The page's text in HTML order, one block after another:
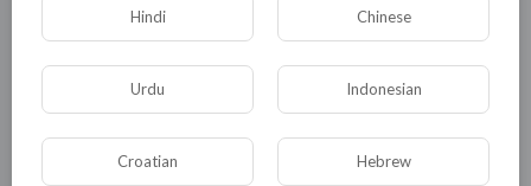
0 0 • 0 Комментарии
Hindi Chinese
Urdu Indonesian
Croatian Hebrew